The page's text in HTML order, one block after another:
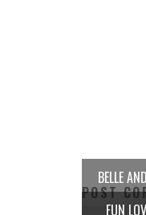
POST
BELLE
FUN